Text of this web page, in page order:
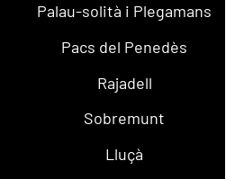
Palau-solità i Plegamans
Pacs del Penedès
Rajadell
Sobremunt
Lluçà